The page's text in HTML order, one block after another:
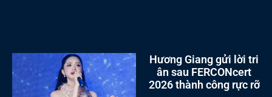
Hương Giang gửi lời tri
ân sau FERCONcert
2026 thành công rực rỡ